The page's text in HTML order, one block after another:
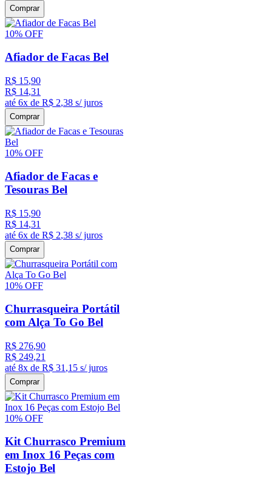
Comprar
10% OFF
Afiador de Facas Bel
R$ 15,90
R$ 14,31
até 6x de R$ 2,38 s/ juros
Comprar
10% OFF
Afiador de Facas e
Tesouras Bel
R$ 15,90
R$ 14,31
até 6x de R$ 2,38 s/ juros
Comprar
10% OFF
Churrasqueira Portátil
com Alça To Go Bel
R$ 276,90
R$ 249,21
até 8x de R$ 31 ,15 s/ juros
Comprar
10% OFF
Kit Churrasco Premium
em Inox 16 Peças com
Estojo Bel